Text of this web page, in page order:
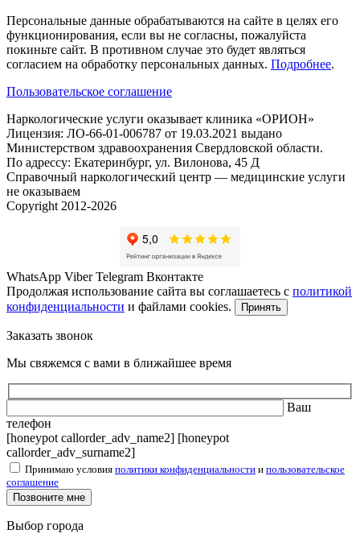
Персональные данные обрабатываются на сайте в целях его
функционирования, если вы не согласны, пожалуйста
покиньте сайт. В противном случае это будет являться
согласием на обработку персональных данных. Подробнее.
Пользовательское соглашение
Наркологические услуги оказывает клиника «ОРИОН»
Лицензия: ЛО-66-01-006787 от 19.03.2021 выдано
Министерством здравоохранения Свердловской области.
По адрессу: Екатеринбург, ул. Вилонова, 45 Д
Справочный наркологический центр — медицинские услуги
не оказываем
Copyright 2012-2026
WhatsApp Viber Telegram Вконтакте
Продолжая использование сайта вы соглашаетесь с политикой
конфиденциальности и файлами cookies. Принять
Заказать звонок
Мы свяжемся с вами в ближайшее время
Ваш
телефон
[honeypot callorder_adv_name2] [honeypot
callorder_adv_surname2]
Принимаю условия политики конфиденциальности и пользовательское
соглашение
Выбор города